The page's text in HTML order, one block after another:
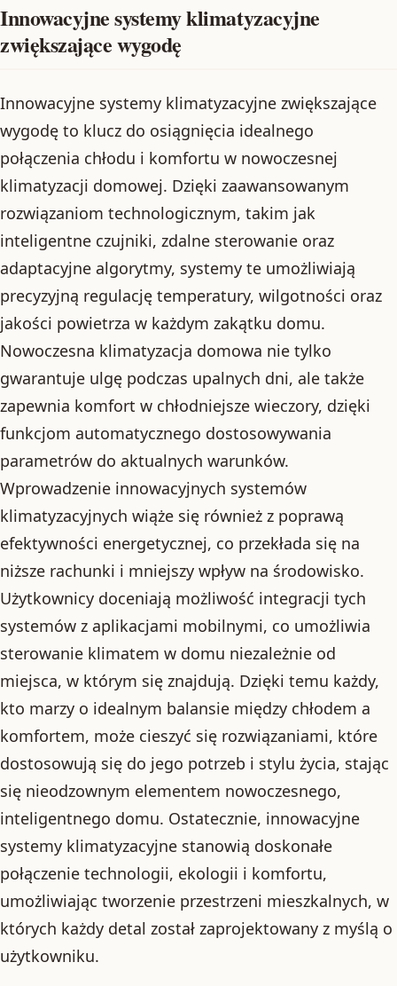
Innowacyjne systemy klimatyzacyjne
zwiększające wygodę
Innowacyjne systemy klimatyzacyjne zwiększające
wygodę to klucz do osiągnięcia idealnego
połączenia chłodu i komfortu w nowoczesnej
klimatyzacji domowej. Dzięki zaawansowanym
rozwiązaniom technologicznym, takim jak
inteligentne czujniki, zdalne sterowanie oraz
adaptacyjne algorytmy, systemy te umożliwiają
precyzyjną regulację temperatury, wilgotności oraz
jakości powietrza w każdym zakątku domu.
Nowoczesna klimatyzacja domowa nie tylko
gwarantuje ulgę podczas upalnych dni, ale także
zapewnia komfort w chłodniejsze wieczory, dzięki
funkcjom automatycznego dostosowywania
parametrów do aktualnych warunków.
Wprowadzenie innowacyjnych systemów
klimatyzacyjnych wiąże się również z poprawą
efektywności energetycznej, co przekłada się na
niższe rachunki i mniejszy wpływ na środowisko.
Użytkownicy doceniają możliwość integracji tych
systemów z aplikacjami mobilnymi, co umożliwia
sterowanie klimatem w domu niezależnie od
miejsca, w którym się znajdują. Dzięki temu każdy,
kto marzy o idealnym balansie między chłodem a
komfortem, może cieszyć się rozwiązaniami, które
dostosowują się do jego potrzeb i stylu życia, stając
się nieodzownym elementem nowoczesnego,
inteligentnego domu. Ostatecznie, innowacyjne
systemy klimatyzacyjne stanowią doskonałe
połączenie technologii, ekologii i komfortu,
umożliwiając tworzenie przestrzeni mieszkalnych, w
których każdy detal został zaprojektowany z myślą o
użytkowniku.